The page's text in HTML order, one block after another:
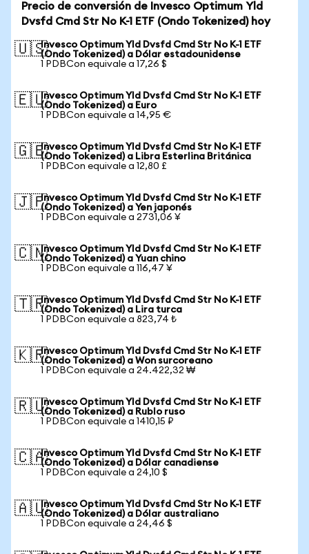
Precio de conversión de Invesco Optimum Yld
Dvsfd Cmd Str No K-1 ETF (Ondo Tokenized) hoy
🇺🇸Invesco Optimum Yld Dvsfd Cmd Str No K-1 ETF
(Ondo Tokenized) a Dólar estadounidense
1 PDBCon equivale a 17,26 $
🇪🇺Invesco Optimum Yld Dvsfd Cmd Str No K-1 ETF
(Ondo Tokenized) a Euro
1 PDBCon equivale a 14,95 €
🇬🇧Invesco Optimum Yld Dvsfd Cmd Str No K-1 ETF
(Ondo Tokenized) a Libra Esterlina Británica
1 PDBCon equivale a 12,80 £
🇯🇵Invesco Optimum Yld Dvsfd Cmd Str No K-1 ETF
(Ondo Tokenized) a Yen japonés
1 PDBCon equivale a 2731,06 ¥
🇨🇳Invesco Optimum Yld Dvsfd Cmd Str No K-1 ETF
(Ondo Tokenized) a Yuan chino
1 PDBCon equivale a 116,47 ¥
🇹🇷Invesco Optimum Yld Dvsfd Cmd Str No K-1 ETF
(Ondo Tokenized) a Lira turca
1 PDBCon equivale a 823,74 ₺
🇰🇷Invesco Optimum Yld Dvsfd Cmd Str No K-1 ETF
(Ondo Tokenized) a Won surcoreano
1 PDBCon equivale a 24.422,32 ₩
🇷🇺Invesco Optimum Yld Dvsfd Cmd Str No K-1 ETF
(Ondo Tokenized) a Rublo ruso
1 PDBCon equivale a 1410,15 ₽
🇨🇦Invesco Optimum Yld Dvsfd Cmd Str No K-1 ETF
(Ondo Tokenized) a Dólar canadiense
1 PDBCon equivale a 24,10 $
🇦🇺Invesco Optimum Yld Dvsfd Cmd Str No K-1 ETF
(Ondo Tokenized) a Dólar australiano
1 PDBCon equivale a 24,46 $